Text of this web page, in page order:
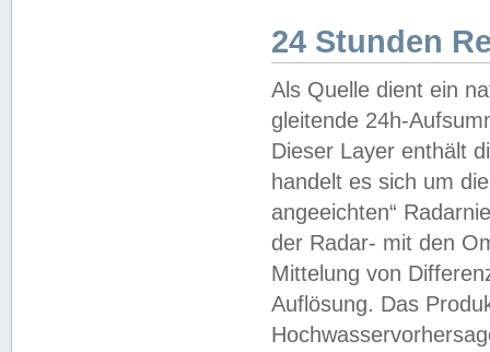
24 Stunden
Als Quelle dient ein
gleitende 24h-
Dieser Layer enthält
handelt es sich um
angeeichten“
der Radar- mit den
Mittelung von
Auflösung. Das